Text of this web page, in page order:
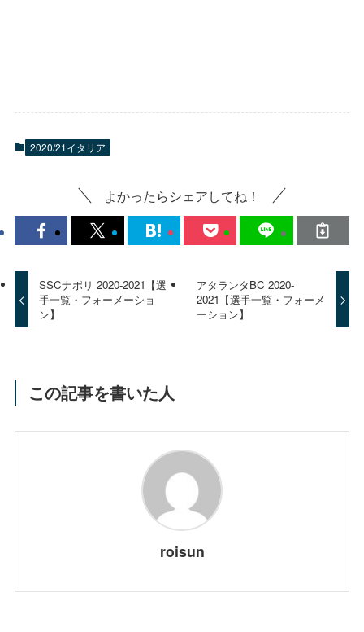
2020/21イタリア
よかったらシェアしてね！
SSCナポリ 2020-2021【選
手一覧・フォーメーショ
ン】
アタランタBC 2020-
2021【選手一覧・フォーメ
ーション】
この記事を書いた人
roisun